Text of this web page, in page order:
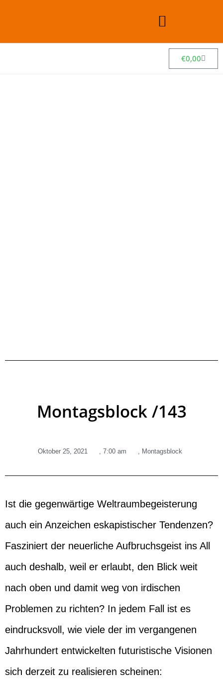
€0,00
Montagsblock /143
Oktober 25, 2021 , 7:00 am , Montagsblock
Ist die gegenwärtige Weltraumbegeisterung
auch ein Anzeichen eskapistischer Tendenzen?
Fasziniert der neuerliche Aufbruchsgeist ins All
auch deshalb, weil er erlaubt, den Blick weit
nach oben und damit weg von irdischen
Problemen zu richten? In jedem Fall ist es
eindrucksvoll, wie viele der im vergangenen
Jahrhundert entwickelten futuristische Visionen
sich derzeit zu realisieren scheinen: